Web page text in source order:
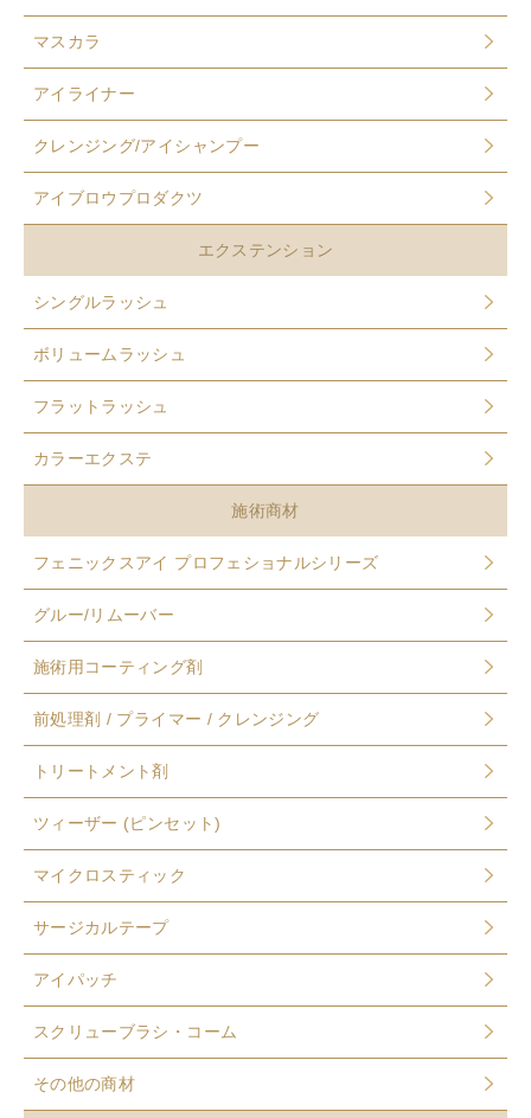
マスカラ
アイライナー
クレンジング/アイシャンプー
アイブロウプロダクツ
エクステンション
シングルラッシュ
ボリュームラッシュ
フラットラッシュ
カラーエクステ
施術商材
フェニックスアイ プロフェショナルシリーズ
グルー/リムーバー
施術用コーティング剤
前処理剤 / プライマー / クレンジング
トリートメント剤
ツィーザー (ピンセット)
マイクロスティック
サージカルテープ
アイパッチ
スクリューブラシ・コーム
その他の商材